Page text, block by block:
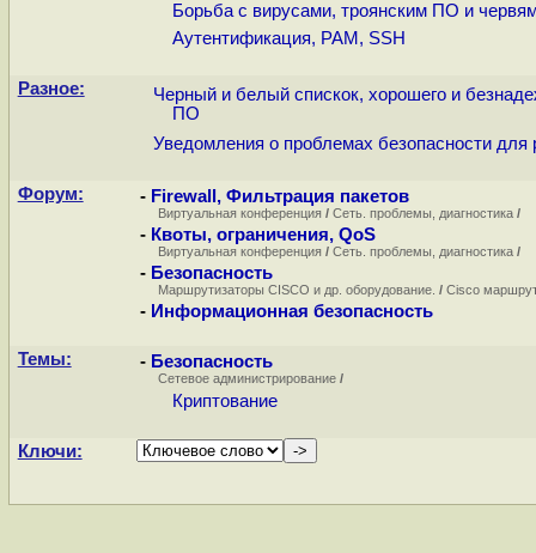
Борьба с вирусами, троянским ПО и
Аутентификация, PAM, SSH
Разное:
Черный и белый спискок, хорошего и
ПО
Уведомления о проблемах безопасности
Форум: - Firewall, Фильтрация пакетов
Виртуальная конференция / Сеть. проблемы, диагностика /
- Квоты, ограничения, QoS
Виртуальная конференция / Сеть. проблемы, диагностика /
- Безопасность
Маршрутизаторы CISCO и др. оборудование. / Cisco
- Информационная безопасность
Темы: - Безопасность
Сетевое администрирование /
Криптование
Ключи: